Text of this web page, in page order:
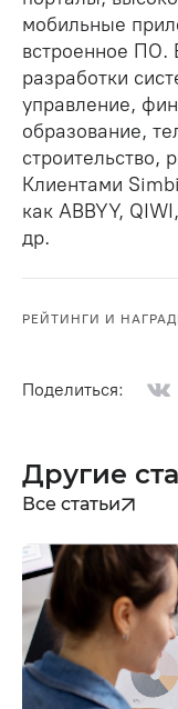
мобильные
встроенное ПО.
разработки
управление,
образование,
строительство,
Клиентами
как ABBYY,
др.
РЕЙТИНГИ И
Поделиться:
Другие
Все статьи